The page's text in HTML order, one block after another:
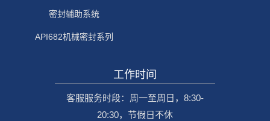
密封辅助系统
API682机械密封系列
工作时间
客服服务时段：周一至周日，8:30-
20:30，节假日不休